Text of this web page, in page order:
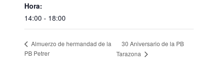
Hora:
14:00 - 18:00
Almuerzo de hermandad de la
PB Petrer
30 Aniversario de la PB
Tarazona